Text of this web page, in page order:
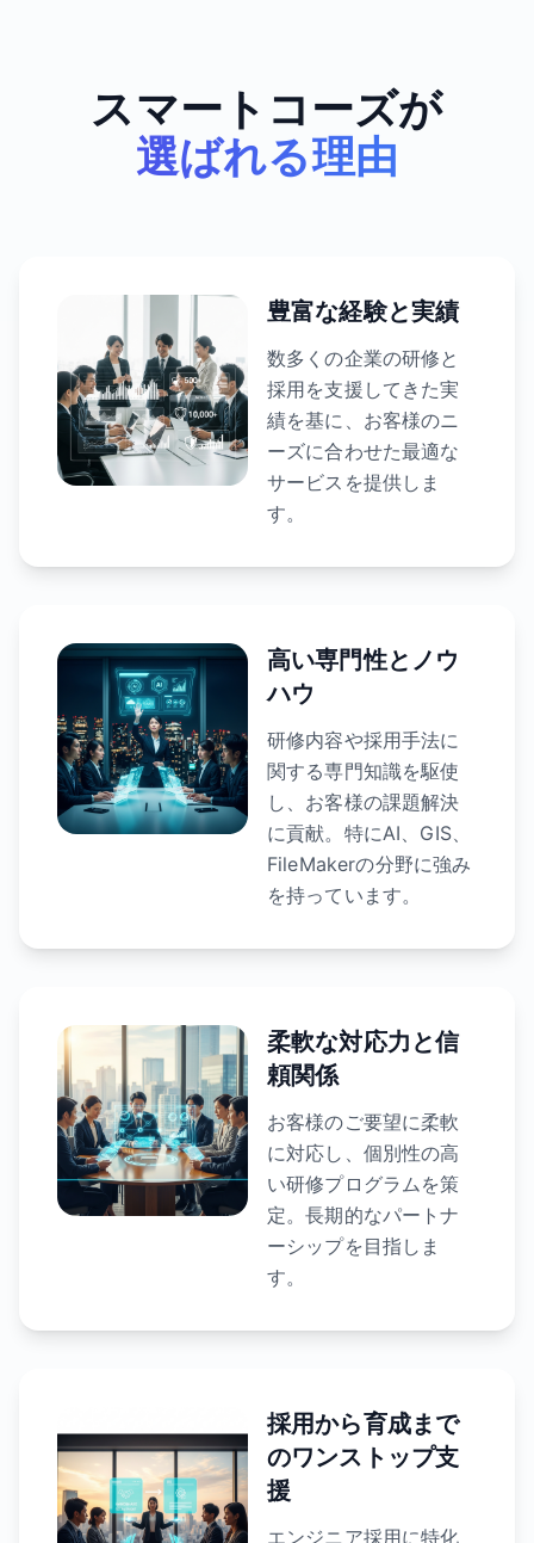
スマートコーズが
選ばれる理由
豊富な経験と実績
数多くの企業の研修と
採用を支援してきた実
績を基に、お客様のニ
ーズに合わせた最適な
サービスを提供しま
す。
高い専門性とノウ
ハウ
研修内容や採用手法に
関する専門知識を駆使
し、お客様の課題解決
に貢献。特にAI、GIS、
FileMakerの分野に強み
を持っています。
柔軟な対応力と信
頼関係
お客様のご要望に柔軟
に対応し、個別性の高
い研修プログラムを策
定。長期的なパートナ
ーシップを目指しま
す。
採用から育成まで
のワンストップ支
援
エンジニア採用に特化